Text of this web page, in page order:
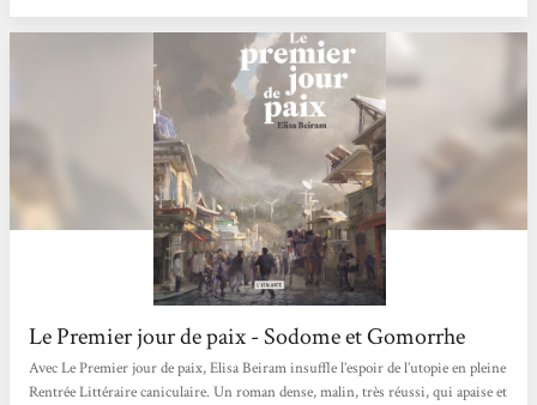
Le Premier jour de paix - Sodome et Gomorrhe
Avec Le Premier jour de paix, Elisa Beiram insuffle l’espoir de l’utopie en pleine
Rentrée Littéraire caniculaire. Un roman dense, malin, très réussi, qui apaise et